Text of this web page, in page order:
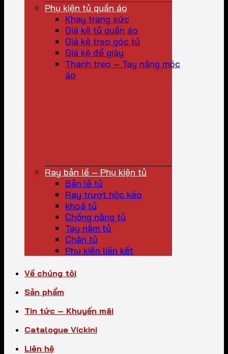
Phụ kiện tủ quần áo
Khay trang sức
Giá kệ tủ quần áo
Giá kệ treo góc tủ
Giá kệ để giày
Thanh treo – Tay nâng móc
áo
Ray bản lề – Phụ kiện tủ
Bản lề tủ
Ray trượt hộc kéo
khoá tủ
Chống nâng tủ
Tay nắm tủ
Chân tủ
Phụ kiện liên kết
Về chúng tôi
Sản phẩm
Tin tức – Khuyến mãi
Catalogue Vickini
Liên hệ